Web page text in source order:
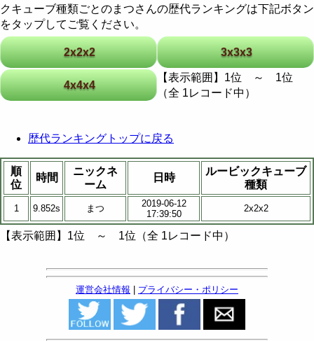
クキューブ種類ごとのまつさんの歴代ランキングは下記ボタン
をタップしてご覧ください。
2x2x2 3x3x3
4x4x4
【表示範囲】1位 ～ 1位
（全 1レコード中）
歴代ランキングトップに戻る
順
位
時間
ニックネ
ーム
日時
ルービックキューブ
種類
1 9.852s まつ
2019-06-12
17:39:50
2x2x2
【表示範囲】1位 ～ 1位（全 1レコード中）
運営会社情報 | プライバシー・ポリシー